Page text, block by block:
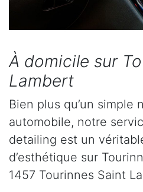
À domicile sur
Lambert
Bien plus qu’un simple
automobile, notre
detailing est un
d’esthétique sur
1457 Tourinnes Saint